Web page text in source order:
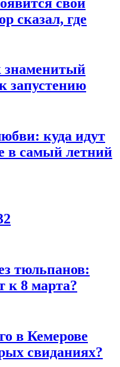
сказал, где
знаменитый
запустению
куда идут
в самый летний
тюльпанов:
к 8 марта?
в Кемерове
свиданиях?